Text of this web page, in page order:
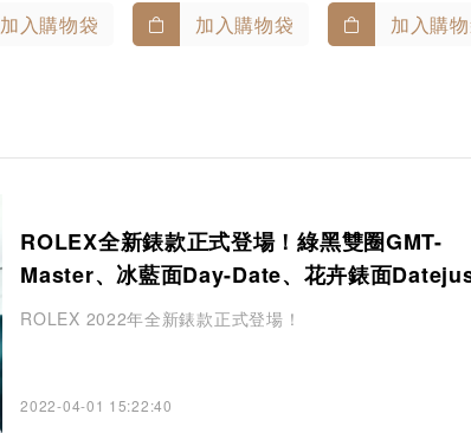
加入購物袋 加入購物袋 加入購
ROLEX全新錶款正式登場！綠黑雙圈GMT-
Master、冰藍面Day-Date、花卉錶面
矚目焦點
ROLEX 2022年全新錶款正式登場！
2022-04-01 15:22:40